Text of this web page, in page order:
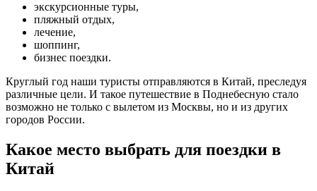
экскурсионные туры,
пляжный отдых,
лечение,
шоппинг,
бизнес поездки.
Круглый год наши туристы отправляются в Китай, преследуя
различные цели. И такое путешествие в Поднебесную стало
возможно не только с вылетом из Москвы, но и из других
городов России.
Какое место выбрать для поездки в
Китай